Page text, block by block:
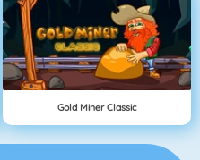
Gold Miner Classic